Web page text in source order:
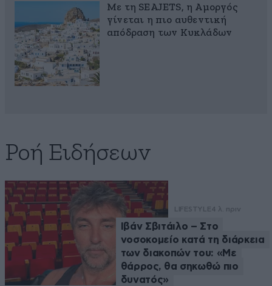
Με τη SEAJETS, η Αμοργός
γίνεται η πιο αυθεντική
απόδραση των Κυκλάδων
Ροή Ειδήσεων
LIFESTYLE4 λ. πριν
Ιβάν Σβιτάιλο – Στο
νοσοκομείο κατά τη διάρκεια
των διακοπών του: «Με
θάρρος, θα σηκωθώ πιο
δυνατός»